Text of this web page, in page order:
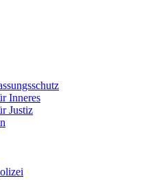
Inneres
Justiz